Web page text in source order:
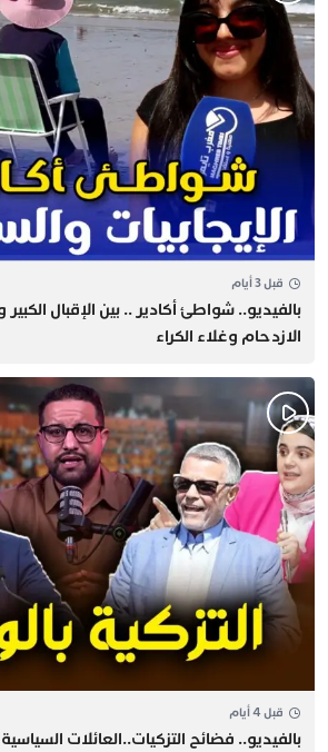
قبل 3 أيام
بالفيديو.. شواطئ أكادير .. بين الإقبال الكبير
الازدحام وغلاء الكراء
قبل 4 أيام
بالفيديو.. فضائح التزكيات..العائلات